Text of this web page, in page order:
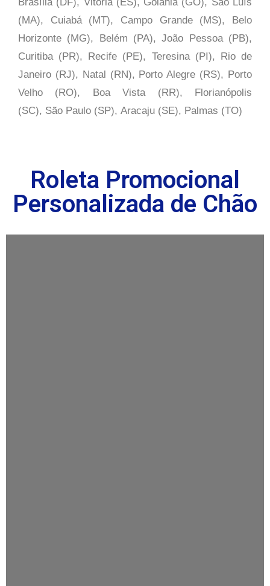
(MA), Cuiabá (MT), Campo Grande (MS), Belo
Horizonte (MG), Belém (PA), João Pessoa (PB),
Curitiba (PR), Recife (PE), Teresina (PI), Rio de
Janeiro (RJ), Natal (RN), Porto Alegre (RS), Porto
Velho (RO), Boa Vista (RR), Florianópolis
(SC), São Paulo (SP), Aracaju (SE), Palmas (TO)
Roleta Promocional
Personalizada de Chão